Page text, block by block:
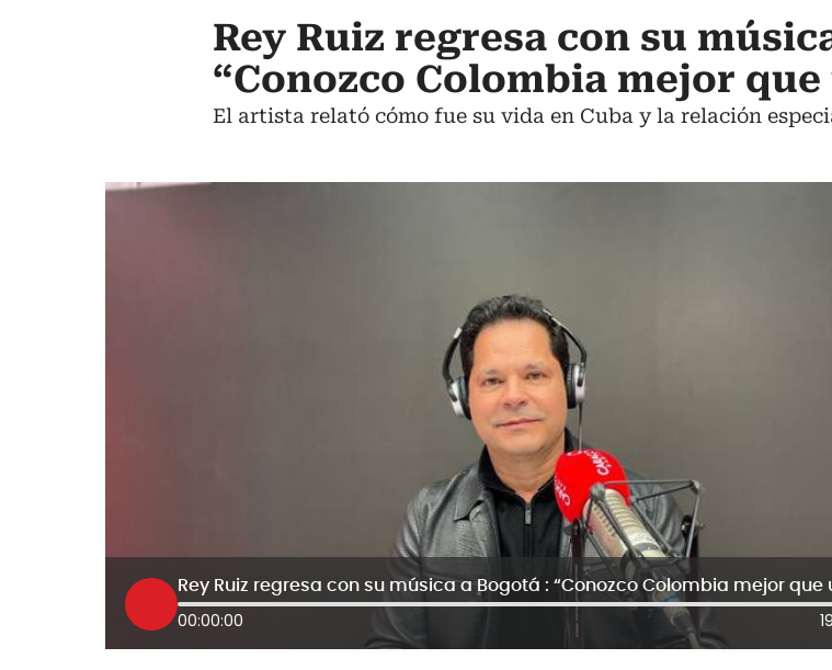
Rey Ruiz regresa con su
“Conozco Colombia mejor que
El artista relató cómo fue su vida en Cuba y la relación
00:00:00